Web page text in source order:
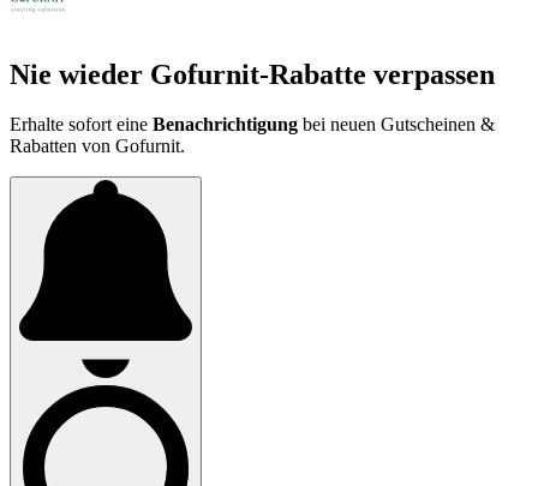
Nie wieder Gofurnit-Rabatte verpassen
Erhalte sofort eine Benachrichtigung bei neuen Gutscheinen &
Rabatten von Gofurnit.